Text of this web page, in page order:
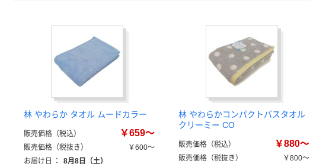
林 やわらか タオル ムードカラー
販売価格（税込） ￥659～
販売価格（税抜き）
￥600～
お届け日
： 8月8日（土）
林 やわらかコンパクトバスタオル
クリーミー CO
販売価格（税込） ￥880～
販売価格（税抜き）
￥800～